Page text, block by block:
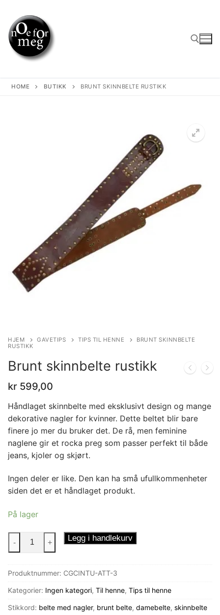
content
HOME BUTIKK BRUNT SKINNBELTE RUSTIKK
HJEM GAVETIPS TIPS TIL HENNE
BRUNT SKINNBELTE
RUSTIKK
Brunt skinnbelte rustikk
kr 599,00
Håndlaget skinnbelte med eksklusivt design og mange
dekorative nagler for kvinner. Dette beltet blir bare
finere jo mer du bruker det. De rå, men feminine
naglene gir et rocka preg som passer perfekt til både
jeans, kjoler og skjørt.
Ingen deler er like. Den kan ha små ufullkommenheter
siden det er et håndlaget produkt.
På lager
skinnbelte
antall
- + Legg i handlekurv
Produktnummer: CGCINTU-ATT-3
Kategorier: Ingen kategori, Til henne, Tips til henne
Stikkord: belte med nagler, brunt belte, damebelte, skinnbelte